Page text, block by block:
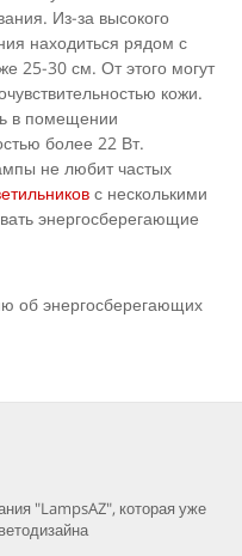
Из-за высокого
находиться рядом с
25-30 см. От этого могут
кожи.
в помещении
более 22 Вт.
не любит частых
с несколькими
энергосберегающие
об энергосберегающих
"LampsAZ", которая уже